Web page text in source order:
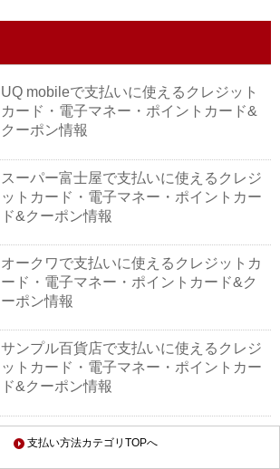
支払い方法カテゴリTOPへ
UQ mobileで支払いに使えるクレジット
カード・電子マネー・ポイントカード&
クーポン情報
スーパー富士屋で支払いに使えるクレジ
ットカード・電子マネー・ポイントカー
ド&クーポン情報
オークワで支払いに使えるクレジットカ
ード・電子マネー・ポイントカード&ク
ーポン情報
サンプル百貨店で支払いに使えるクレジ
ットカード・電子マネー・ポイントカー
ド&クーポン情報
ヴィレッジヴァンガードで支払いに使え
るクレジットカード・電子マネー・ポイ